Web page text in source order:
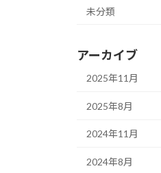
未分類
アーカイブ
2025年11月
2025年8月
2024年11月
2024年8月